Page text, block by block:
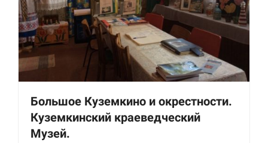
Большое Куземкино и окрестности.
Куземкинский краеведческий
Музей.